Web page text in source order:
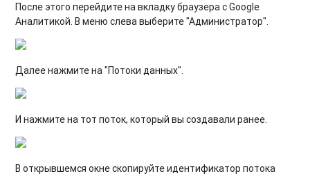
После этого перейдите на вкладку браузера с Google
Аналитикой. В меню слева выберите "Администратор".
Далее нажмите на "Потоки данных".
И нажмите на тот поток, который вы создавали ранее.
В открывшемся окне скопируйте идентификатор потока